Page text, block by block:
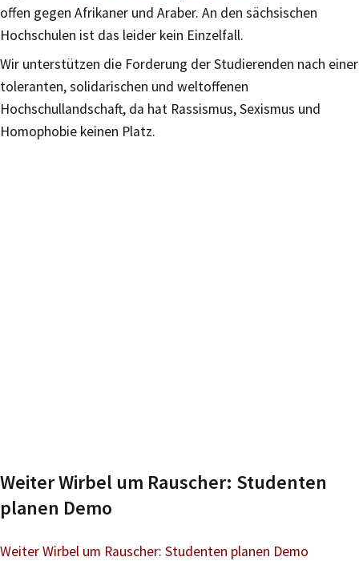
offen gegen Afrikaner und Araber. An den sächsischen
Hochschulen ist das leider kein Einzelfall.
Wir unterstützen die Forderung der Studierenden nach einer
toleranten, solidarischen und weltoffenen
Hochschullandschaft, da hat Rassismus, Sexismus und
Homophobie keinen Platz.
Weiter Wirbel um Rauscher: Studenten
planen Demo
Weiter Wirbel um Rauscher: Studenten planen Demo